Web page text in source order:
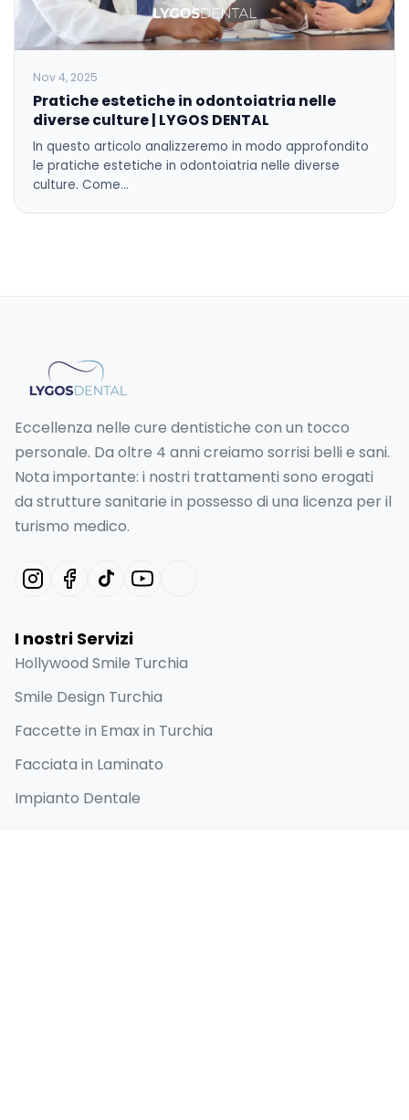
Nov 4, 2025
Pratiche estetiche in odontoiatria nelle
diverse culture | LYGOS DENTAL
In questo articolo analizzeremo in modo approfondito
le pratiche estetiche in odontoiatria nelle diverse
culture. Come…
Eccellenza nelle cure dentistiche con un tocco
personale. Da oltre 4 anni creiamo sorrisi belli e sani.
Nota importante: i nostri trattamenti sono erogati
da strutture sanitarie in possesso di una licenza per il
turismo medico.
I nostri Servizi
Hollywood Smile Turchia
Smile Design Turchia
Faccette in Emax in Turchia
Facciata in Laminato
Impianto Dentale